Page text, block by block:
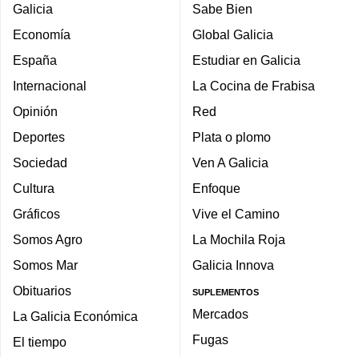
Galicia
Economía
España
Internacional
Opinión
Deportes
Sociedad
Cultura
Gráficos
Somos Agro
Somos Mar
Obituarios
La Galicia Económica
El tiempo
Sabe Bien
Global Galicia
Estudiar en Galicia
La Cocina de Frabisa
Red
Plata o plomo
Ven A Galicia
Enfoque
Vive el Camino
La Mochila Roja
Galicia Innova
SUPLEMENTOS
Mercados
Fugas